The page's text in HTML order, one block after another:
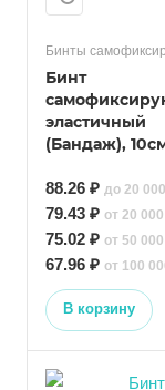
Бинты
Бинт
эластичный
(Бандаж),
88.26 ₽ до 20
79.43 ₽ от 20
75.02 ₽ от 50
67.96 ₽ от 100
В корзину